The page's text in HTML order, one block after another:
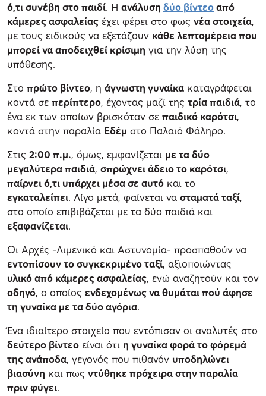
ό,τι συνέβη στο παιδί. Η ανάλυση δύο βίντεοαπό
κάμερες ασφαλείας έχει φέρει στο φως νέα στοιχεία,
με τους ειδικούς να εξετάζουν κάθε λεπτομέρεια που
μπορεί να αποδειχθεί κρίσιμη για την λύση της
υπόθεσης.
Στο πρώτο βίντεο, η άγνωστη γυναίκα καταγράφεται
κοντά σε περίπτερο, έχοντας μαζί της τρία παιδιά, το
ένα εκ των οποίων βρισκόταν σε παιδικό καρότσι,
κοντά στην παραλία Εδέμ στο Παλαιό Φάληρο.
Στις 2:00 π.μ., όμως, εμφανίζεται με τα δύο
μεγαλύτερα παιδιά, σπρώχνει άδειο το καρότσι,
παίρνει ό,τι υπάρχει μέσα σε αυτό και το
εγκαταλείπει. Λίγο μετά, φαίνεται να σταματά ταξί,
στο οποίο επιβιβάζεται με τα δύο παιδιά και
εξαφανίζεται.
Οι Αρχές -Λιμενικό και Αστυνομία- προσπαθούν να
εντοπίσουν το συγκεκριμένο ταξί, αξιοποιώντας
υλικό από κάμερες ασφαλείας, ενώ αναζητούν και τον
οδηγό, ο οποίος ενδεχομένως να θυμάται πού άφησε
τη γυναίκα με τα δύο αγόρια.
Ένα ιδιαίτερο στοιχείο που εντόπισαν οι αναλυτές στο
δεύτερο βίντεο είναι ότι η γυναίκα φορά το φόρεμά
της ανάποδα, γεγονός που πιθανόν υποδηλώνει
βιασύνη και πως ντύθηκε πρόχειρα στην παραλία
πριν φύγει.